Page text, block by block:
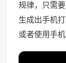
规律，只需
生成出手机
或者使用手